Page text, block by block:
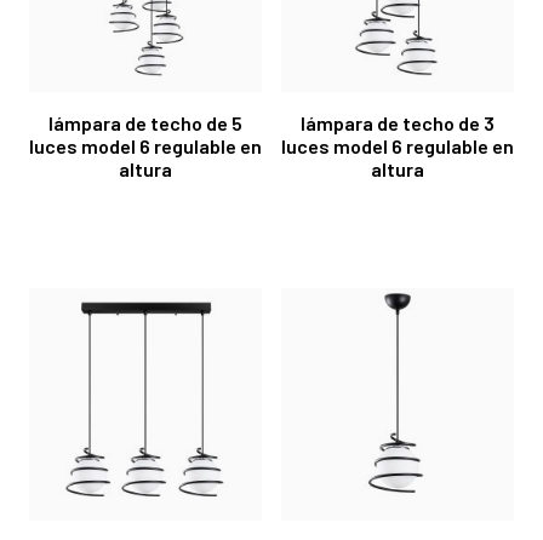
lámpara de techo de 5
luces model 6 regulable en
altura
lámpara de techo de 3
luces model 6 regulable en
altura